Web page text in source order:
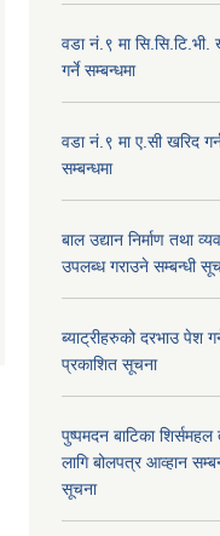
वडा नं.९ मा सि.सि.टि.भी.
गर्ने सम्बन्धमा
वडा नं.९ मा ए.सी खरिद
सम्बन्धमा
बाल उद्यान निर्माण तथा
उपलब्ध गराउने सम्बन्धी
ब्याट्रीहरुको दरभाउ पेश
प्रकाशित सूचना
पुष्पमदन बाटिका शिर्समहल
लागि बोलपत्र आव्हान
सूचना